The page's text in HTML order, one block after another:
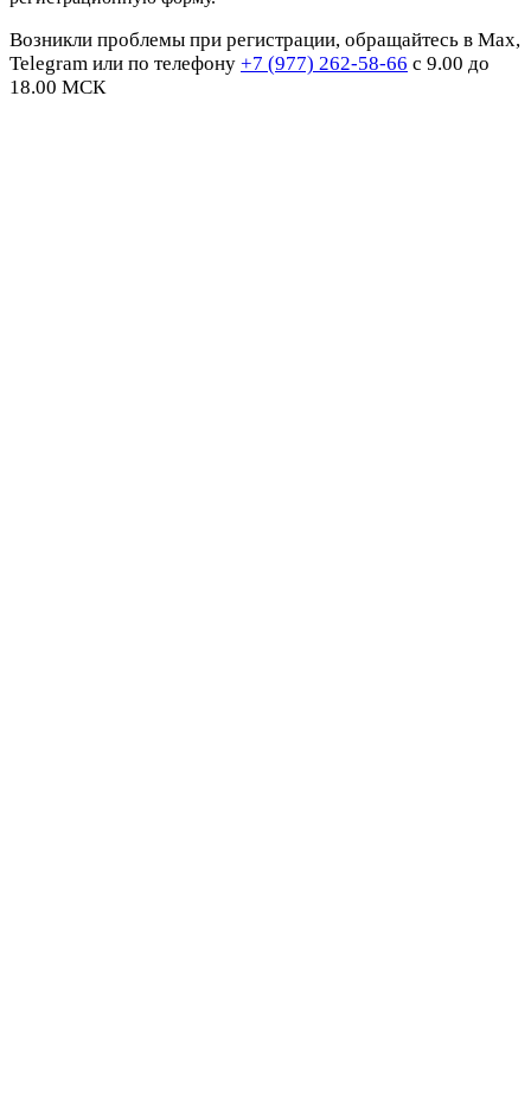
Возникли проблемы при регистрации, обращайтесь в Max,
Telegram или по телефону +7 (977) 262-58-66 с 9.00 до
18.00 МСК